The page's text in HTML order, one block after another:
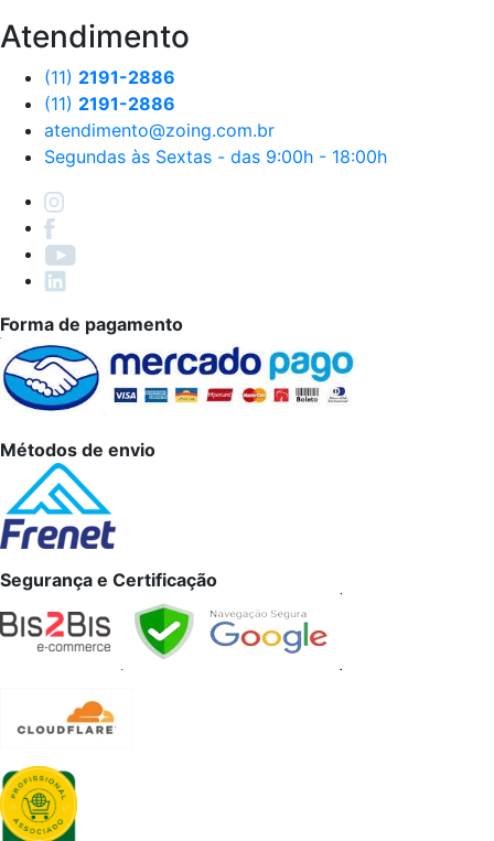
Atendimento
(11) 2191-2886
(11) 2191-2886
atendimento@zoing.com.br
Segundas às Sextas - das 9:00h - 18:00h
Forma de pagamento
Métodos de envio
Segurança e Certificação